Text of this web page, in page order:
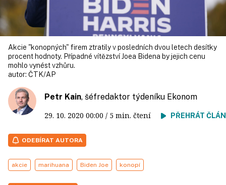
Akcie "konopných" firem ztratily v posledních dvou letech desítky
procent hodnoty. Případné vítězství Joea Bidena by jejich cenu
mohlo vynést vzhůru.
autor: ČTK/AP
Petr Kain, šéfredaktor týdeníku Ekonom
29. 10. 2020 00:00 / 5 min. čtení PŘEHRÁT
ODEBÍRAT AUTORA
akcie marihuana Biden Joe konopí